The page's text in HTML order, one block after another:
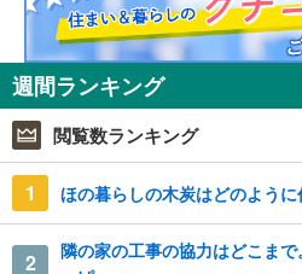
週間ランキング
閲覧数ランキング
1 ほの暮らしの木炭はどのように
2
隣の家の工事の協力はどこま